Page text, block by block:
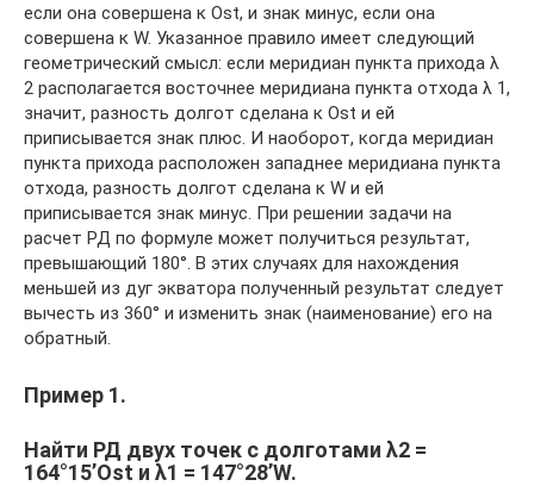
если она совершена к Ost, и знак минус, если она
совершена к W. Указанное правило имеет следующий
геометрический смысл: если меридиан пункта прихода λ
2 располагается восточнее меридиана пункта отхода λ 1,
значит, разность долгот сделана к Оst и ей
приписывается знак плюс. И наоборот, когда меридиан
пункта прихода расположен западнее меридиана пункта
отхода, разность долгот сделана к W и ей
приписывается знак минус. При решении задачи на
расчет РД по формуле может получиться результат,
превышающий 180°. В этих случаях для нахождения
меньшей из дуг экватора полученный результат следует
вычесть из 360° и изменить знак (наименование) его на
обратный.
Пример 1.
Найти РД двух точек с долготами λ2 =
164°15’Ost и λ1 = 147°28’W.